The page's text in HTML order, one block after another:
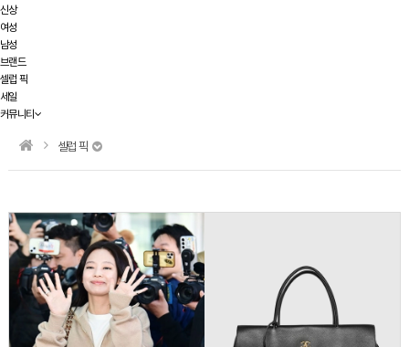
신상
여성
남성
브랜드
셀럽 픽
세일
커뮤니티
셀럽 픽